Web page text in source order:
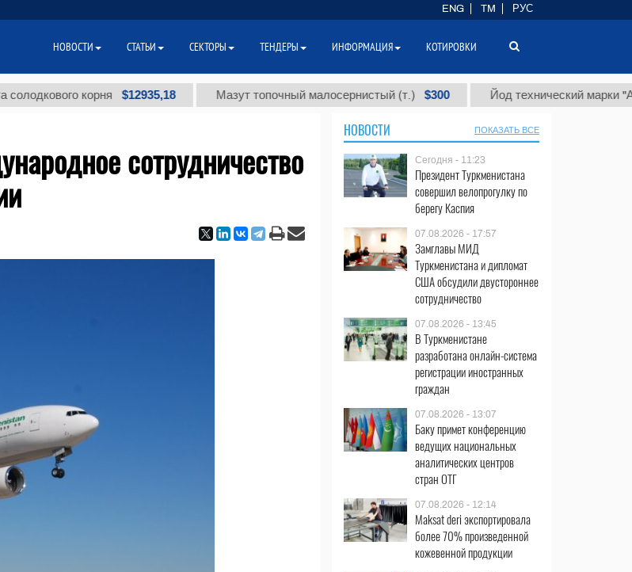
корня $12935,18 Мазут топочный малосернистый (т.) $300 Йод технический марки "А" (т.)
сотрудничество
НОВОСТИ ПОКАЗАТЬ ВСЕ
Сегодня - 11:23
Президент Туркменистана
совершил велопрогулку по
берегу Каспия
07.08.2026 - 17:57
Замглавы МИД
Туркменистана и дипломат
США обсудили двустороннее
сотрудничество
07.08.2026 - 13:45
В Туркменистане
разработана онлайн-система
регистрации иностранных
граждан
07.08.2026 - 13:07
Баку примет конференцию
ведущих национальных
аналитических центров
стран ОТГ
07.08.2026 - 12:14
Maksat deri экспортировала
более 70% произведенной
кожевенной продукции
ENG TM РУС
НОВОСТИ СТАТЬИ СЕКТОРЫ ТЕНДЕРЫ ИНФОРМАЦИЯ КОТИРОВКИ